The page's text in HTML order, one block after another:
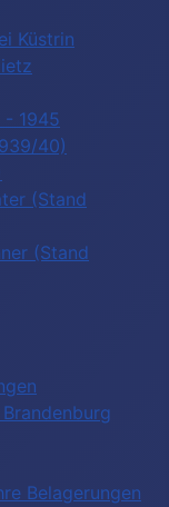
Küstrin
- 1945
40)
(Stand
(Stand
Belagerungen